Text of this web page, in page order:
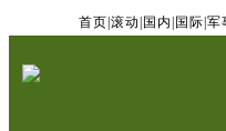
首页 滚动 国内 国际 军